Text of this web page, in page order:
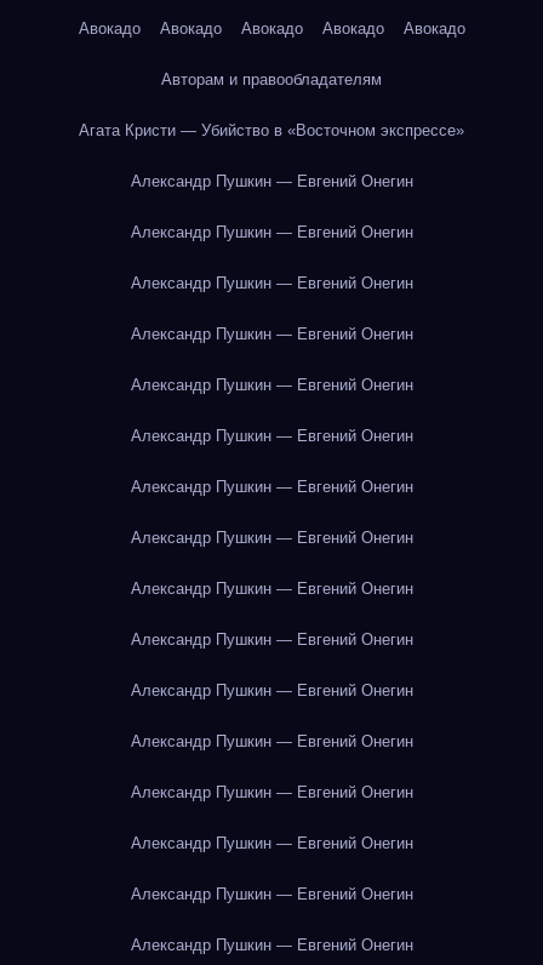
Авокадо Авокадо Авокадо Авокадо Авокадо
Авторам и правообладателям
Агата Кристи — Убийство в «Восточном экспрессе»
Александр Пушкин — Евгений Онегин
Александр Пушкин — Евгений Онегин
Александр Пушкин — Евгений Онегин
Александр Пушкин — Евгений Онегин
Александр Пушкин — Евгений Онегин
Александр Пушкин — Евгений Онегин
Александр Пушкин — Евгений Онегин
Александр Пушкин — Евгений Онегин
Александр Пушкин — Евгений Онегин
Александр Пушкин — Евгений Онегин
Александр Пушкин — Евгений Онегин
Александр Пушкин — Евгений Онегин
Александр Пушкин — Евгений Онегин
Александр Пушкин — Евгений Онегин
Александр Пушкин — Евгений Онегин
Александр Пушкин — Евгений Онегин